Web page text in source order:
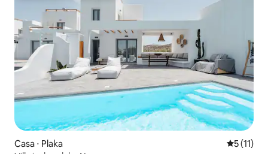
Casa ⋅ Plaka 5 de uma
5 (11)